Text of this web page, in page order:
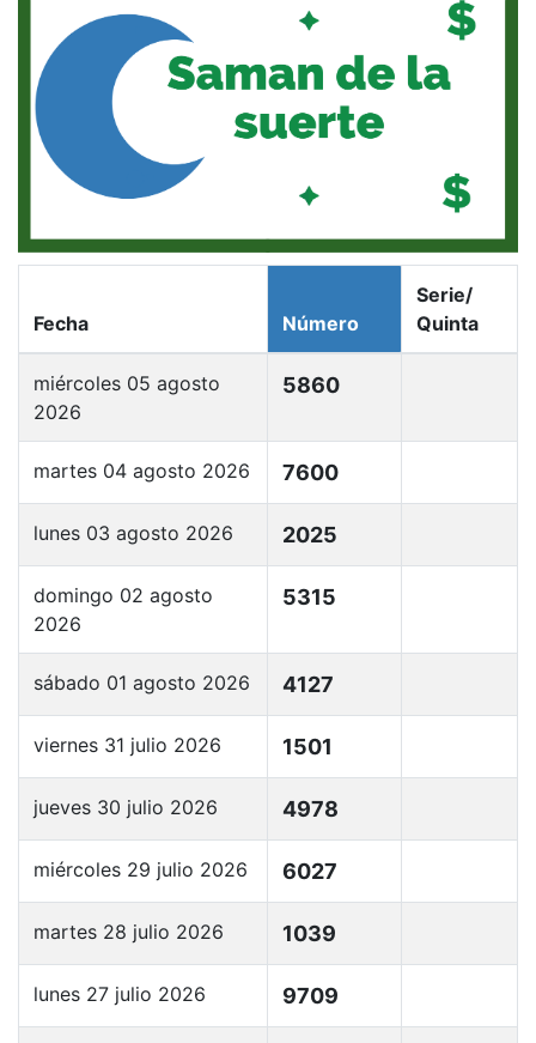
Fecha Número
Serie/
Quinta
miércoles 05 agosto
2026
5860
martes 04 agosto 2026 7600
lunes 03 agosto 2026 2025
domingo 02 agosto
2026
5315
sábado 01 agosto 2026 4127
viernes 31 julio 2026 1501
jueves 30 julio 2026 4978
miércoles 29 julio 2026 6027
martes 28 julio 2026 1039
lunes 27 julio 2026 9709